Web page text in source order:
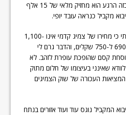
שיחה הוא גילה את אזני כי בזה הרגע הוא מחזיק מלאי של 15 אלף
מקביל כנראה עובד יופי.
והמחירים? – עד מהרה גיליתי כי מחירו של צמיג קדמי אינו 1,100-
1,200 שקלים, אלא נע בין 690 ל-750 שקלים, והדבר גרם לי
קסם שהופכת עופרת לזהב. לא
שאינני בעיצומו של חלום מתוק
העכורה של שוק הצמיגים
המקביל נוגס עוד ועוד אזורים בנתח